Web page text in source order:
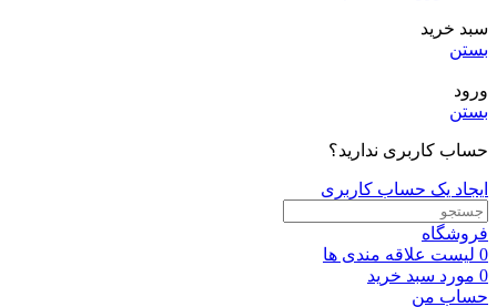
سبد خرید
بستن
ورود
بستن
حساب کاربری ندارید؟
ایجاد یک حساب کاربری
فروشگاه
0 لیست علاقه مندی ها
0 مورد سبد خرید
حساب من